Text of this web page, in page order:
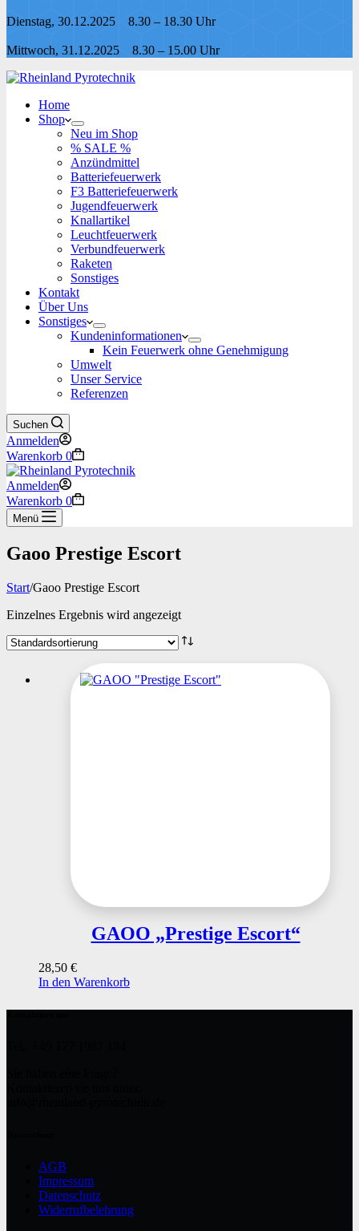
Dienstag, 30.12.2025 8.30 – 18.30 Uhr
Mittwoch, 31.12.2025 8.30 – 15.00 Uhr
Home
Shop
Neu im Shop
% SALE %
Anzündmittel
Batteriefeuerwerk
F3 Batteriefeuerwerk
Jugendfeuerwerk​
Knallartikel
Leuchtfeuerwerk​
Verbundfeuerwerk
Raketen
Sonstiges
Kontakt
Über Uns
Sonstiges
Kundeninformationen
Kein Feuerwerk ohne Genehmigung
Umwelt
Unser Service
Referenzen
Suchen
Anmelden
Warenkorb 0
Anmelden
Warenkorb 0
Menü
Gaoo Prestige Escort
Start/Gaoo Prestige Escort
Einzelnes Ergebnis wird angezeigt
GAOO „Prestige Escort“
28,50 €
In den Warenkorb
AGB
Impressum
Datenschutz
Widerrufbelehrung